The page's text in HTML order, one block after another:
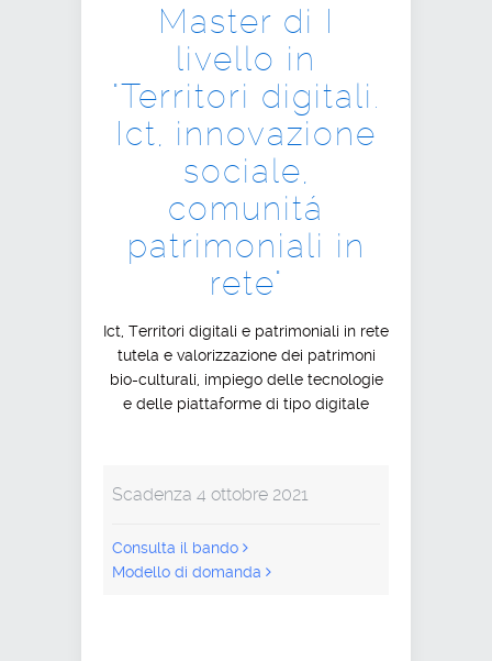
Master di I
livello in
"Territori digitali.
Ict, innovazione
sociale,
comunitá
patrimoniali in
rete"
Ict, Territori digitali e patrimoniali in rete
tutela e valorizzazione dei patrimoni
bio-culturali, impiego delle tecnologie
e delle piattaforme di tipo digitale
Scadenza 4 ottobre 2021
Consulta il bando
Modello di domanda